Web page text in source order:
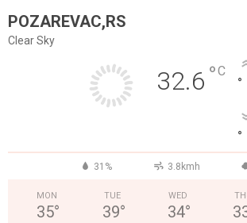
POZAREVAC,RS
Clear Sky
32.6 °C
°
°
31% 3.8kmh
MON
35°
TUE
39°
WED
34°